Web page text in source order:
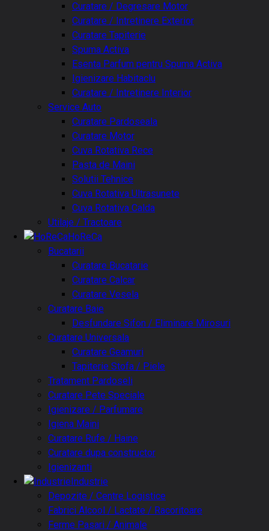
Curatare / Degresare Motor
Curatare / Intretinere Exterior
Curatare Tapiterie
Spuma Activa
Esenta Parfum pentru Spuma Activa
Igienizare Habitaclu
Curatare / Intretinere Interior
Service Auto
Curatare Pardoseala
Curatare Motor
Cuva Rotativa Rece
Pasta de Maini
Solutii Tehnice
Cuva Rotativa Ultrasunete
Cuva Rotativa Calda
Utilaje / Tractoare
HoReCa
Bucatarii
Curatare Bucatarie
Curatare Calcar
Curatare Vesela
Curatare Baie
Desfundare Sifon / Eliminare Mirosuri
Curatare Universala
Curatare Geamuri
Tapiterie Stofa / Piele
Tratament Pardoseli
Curatare Pete Speciale
Igienizare / Parfumare
Igiena Maini
Curatare Rufe / Haine
Curatare dupa constructor
Igienizanti
Industrie
Depozite / Centre Logistice
Fabrici Alcool / Lactate / Racoritoare
Ferme Pasari / Animale